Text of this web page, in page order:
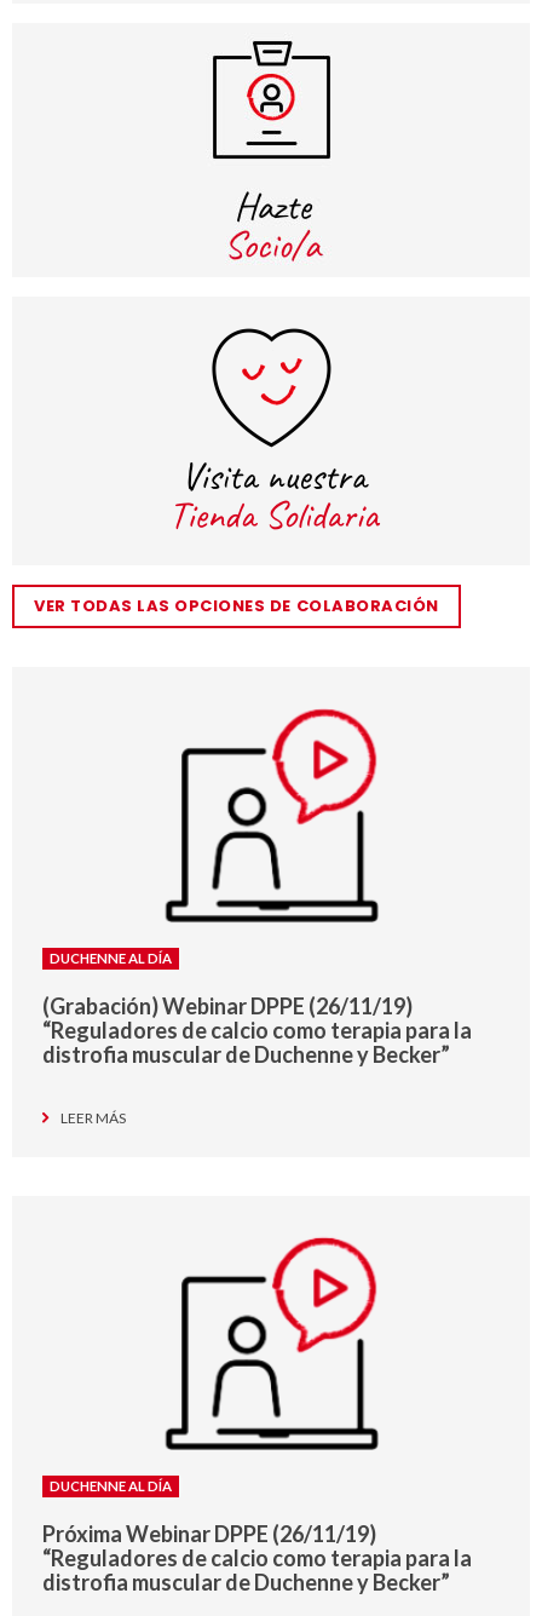
DUCHENNE AL DÍA
(Grabación) Webinar DPPE (26/11/19)
“Reguladores de calcio como terapia para la
distrofia muscular de Duchenne y Becker”
LEER MÁS
DUCHENNE AL DÍA
Próxima Webinar DPPE (26/11/19)
“Reguladores de calcio como terapia para la
distrofia muscular de Duchenne y Becker”
VER TODAS LAS OPCIONES DE COLABORACIÓN